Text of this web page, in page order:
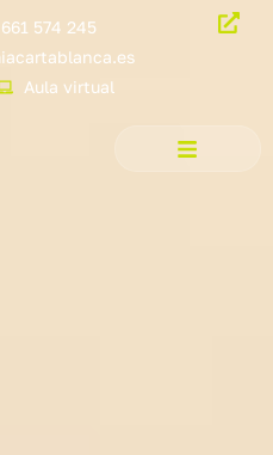
661 574 245
Aula virtual